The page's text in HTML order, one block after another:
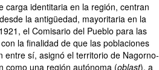
carga identitaria en la región, centran
la antigüedad, mayoritaria en la
el Comisario del Pueblo para las
la finalidad de que las poblaciones
entre sí, asignó el territorio de Nagorno-
como una región autónoma (oblast), a